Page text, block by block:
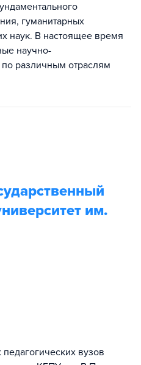
гуманитарных
наук. В настоящее время
научно-
различным отраслям
им.
вузов